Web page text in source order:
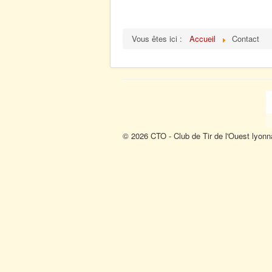
Vous êtes ici : Accueil Contact
© 2026 CTO - Club de Tir de l'Ouest